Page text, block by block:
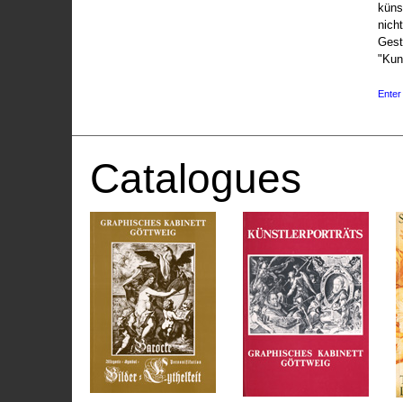
Enter
Catalogues